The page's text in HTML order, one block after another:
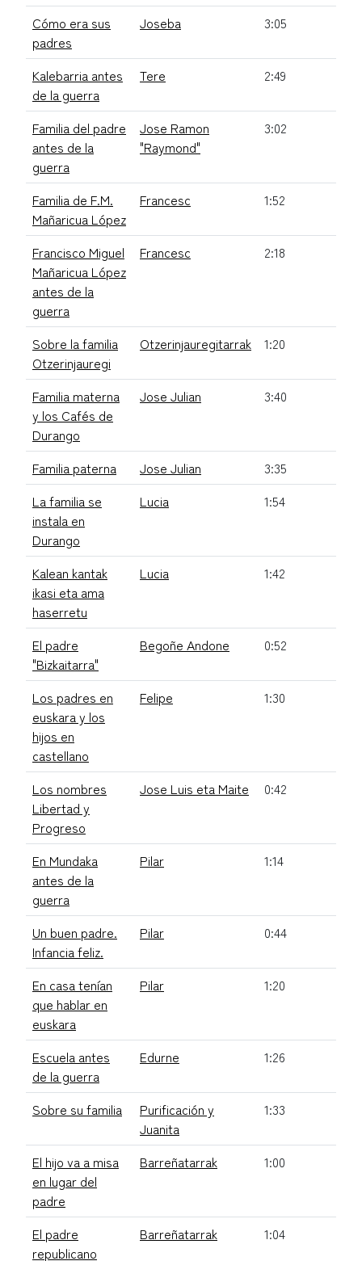
Cómo era sus
padres
Joseba 3:05
Kalebarria antes
de la guerra
Tere 2:49
Familia del padre
antes de la
guerra
Jose Ramon
"Raymond"
3:02
Familia de F.M.
Mañaricua López
Francesc 1:52
Francisco Miguel
Mañaricua López
antes de la
guerra
Francesc 2:18
Sobre la familia
Otzerinjauregi
Otzerinjauregitarrak 1:20
Familia materna
y los Cafés de
Durango
Jose Julian 3:40
Familia paterna Jose Julian
3:35
La familia se
instala en
Durango
Lucia 1:54
Kalean kantak
ikasi eta ama
haserretu
Lucia 1:42
El padre
"Bizkaitarra"
Begoñe Andone 0:52
Los padres en
euskara y los
hijos en
castellano
Felipe 1:30
Los nombres
Libertad y
Progreso
Jose Luis eta Maite 0:42
En Mundaka
antes de la
guerra
Pilar 1:14
Un buen padre.
Infancia feliz.
Pilar 0:44
En casa tenían
que hablar en
euskara
Pilar 1:20
Escuela antes
de la guerra
Edurne 1:26
Sobre su familia
Purificación y
Juanita
1:33
El hijo va a misa
en lugar del
padre
Barreñatarrak 1:00
El padre
republicano
Barreñatarrak 1:04